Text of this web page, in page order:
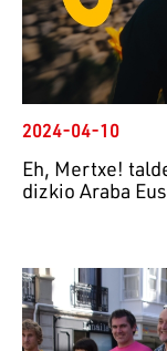
2024-04-10
Eh, Mertxe!
dizkio Araba